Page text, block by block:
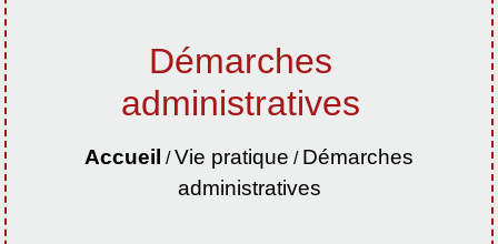
Démarches
administratives
Accueil /Vie pratique / Démarches
administratives